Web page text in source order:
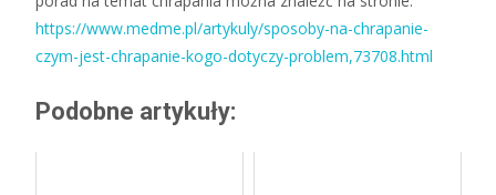
https://www.medme.pl/artykuly/sposoby-na-chrapanie-
czym-jest-chrapanie-kogo-dotyczy-problem,73708.html
Podobne artykuły: